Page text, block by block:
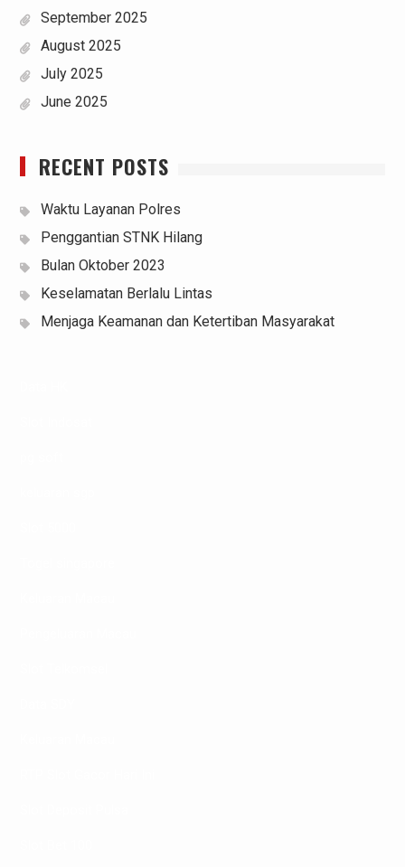
September 2025
August 2025
July 2025
June 2025
RECENT POSTS
Waktu Layanan Polres
Penggantian STNK Hilang
Bulan Oktober 2023
Keselamatan Berlalu Lintas
Menjaga Keamanan dan Ketertiban Masyarakat